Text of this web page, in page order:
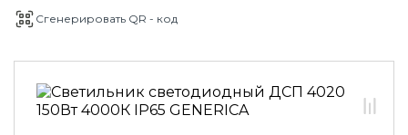
60.10.06.01 Светильники для
Сгенерировать QR - код